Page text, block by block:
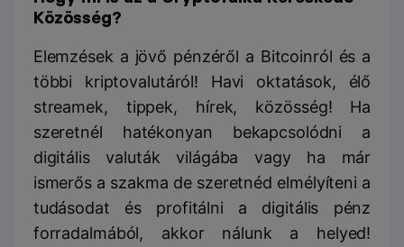
Közösség?
Elemzések a jövő pénzéről a Bitcoinról és a
többi kriptovalutáról! Havi oktatások, élő
streamek, tippek, hírek, közösség! Ha
szeretnél hatékonyan bekapcsolódni a
digitális valuták világába vagy ha már
ismerős a szakma de szeretnéd elmélyíteni a
tudásodat és profitálni a digitális pénz
forradalmából, akkor nálunk a helyed!